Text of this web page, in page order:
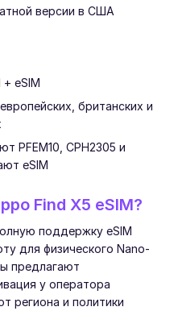
версии в США
eSIM
британских и
PFEM10, CPH2305 и
eSIM
Find X5 eSIM?
поддержку eSIM
для физического Nano-
предлагают
у оператора
региона и политики